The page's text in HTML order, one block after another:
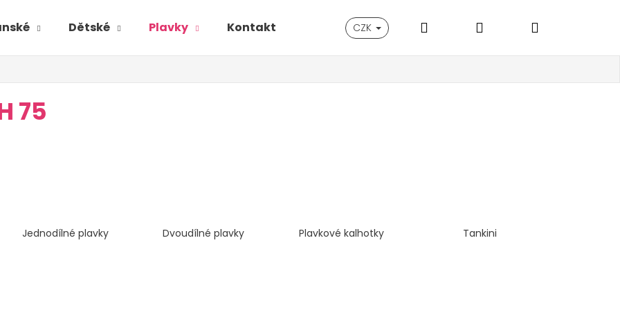
Dětské Plavky Kontakt CZK Hledat PřihlášeníNákupní
košík
75
Jednodílné plavky Dvoudílné plavky Plavkové kalhotky Tankini